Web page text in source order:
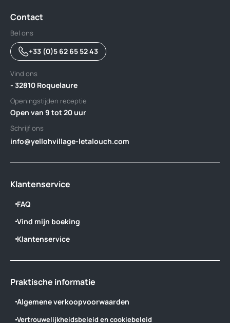
Contact
Bel ons
+33 (0)5 62 65 52 43
Vind ons
- 32810 Roquelaure
Openingstijden receptie
Open van 9 tot 20 uur
Schrijf ons
info@yellohvillage-letalouch.com
Klantenservice
FAQ
Vind mijn boeking
Klantenservice
Praktische informatie
Algemene verkoopvoorwaarden
Vertrouwelijkheidsbeleid en cookiebeleid